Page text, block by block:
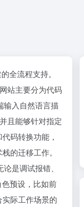
全流程支持。
站主要分为代码
输入自然语言描
且能够针对指定
码转换功能，
的迁移工作。
是调试报错、
预设，比如前
际工作场景的